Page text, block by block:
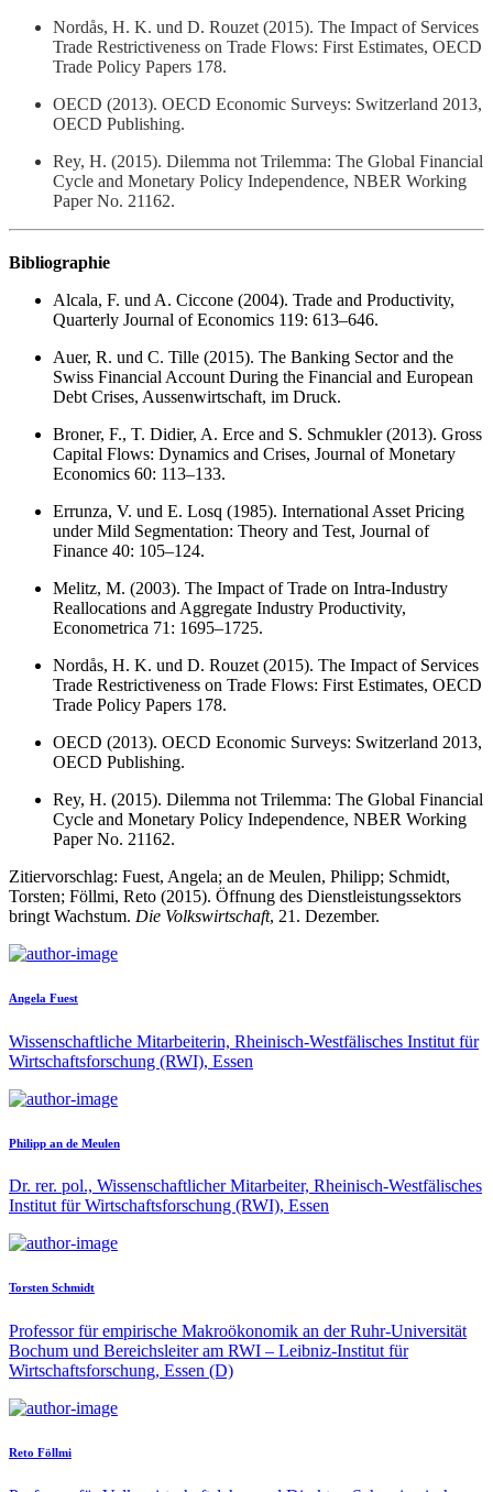
Nordås, H. K. und D. Rouzet (2015). The Impact of Services
Trade Restrictiveness on Trade Flows: First Estimates, OECD
Trade Policy Papers 178.
OECD (2013). OECD Economic Surveys: Switzerland 2013,
OECD Publishing.
Rey, H. (2015). Dilemma not Trilemma: The Global Financial
Cycle and Monetary Policy Independence, NBER Working
Paper No. 21162.
Bibliographie
Alcala, F. und A. Ciccone (2004). Trade and Productivity,
Quarterly Journal of Economics 119: 613–646.
Auer, R. und C. Tille (2015). The Banking Sector and the
Swiss Financial Account During the Financial and European
Debt Crises, Aussenwirtschaft, im Druck.
Broner, F., T. Didier, A. Erce and S. Schmukler (2013). Gross
Capital Flows: Dynamics and Crises, Journal of Monetary
Economics 60: 113–133.
Errunza, V. und E. Losq (1985). International Asset Pricing
under Mild Segmentation: Theory and Test, Journal of
Finance 40: 105–124.
Melitz, M. (2003). The Impact of Trade on Intra-Industry
Reallocations and Aggregate Industry Productivity,
Econometrica 71: 1695–1725.
Nordås, H. K. und D. Rouzet (2015). The Impact of Services
Trade Restrictiveness on Trade Flows: First Estimates, OECD
Trade Policy Papers 178.
OECD (2013). OECD Economic Surveys: Switzerland 2013,
OECD Publishing.
Rey, H. (2015). Dilemma not Trilemma: The Global Financial
Cycle and Monetary Policy Independence, NBER Working
Paper No. 21162.
Zitiervorschlag: Fuest, Angela; an de Meulen, Philipp; Schmidt,
Torsten; Föllmi, Reto (2015). Öffnung des Dienstleistungssektors
bringt Wachstum. Die Volkswirtschaft, 21. Dezember.
Angela Fuest
Wissenschaftliche Mitarbeiterin, Rheinisch-Westfälisches Institut für
Wirtschaftsforschung (RWI), Essen
Philipp an de Meulen
Dr. rer. pol., Wissenschaftlicher Mitarbeiter, Rheinisch-Westfälisches
Institut für Wirtschaftsforschung (RWI), Essen
Torsten Schmidt
Professor für empirische Makroökonomik an der Ruhr-Universität
Bochum und Bereichsleiter am RWI – Leibniz-Institut für
Wirtschaftsforschung, Essen (D)
Reto Föllmi